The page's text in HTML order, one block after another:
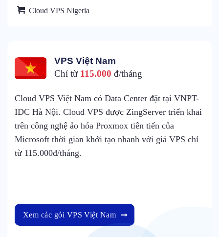
Cloud VPS Nigeria
VPS Việt Nam
Chỉ từ115.000đ/tháng
VPS Việt Nam có Data Center đặt tại VNPT-
Hà Nội. Cloud VPS được ZingServer triển khai
công nghệ ảo hóa Proxmox tiên tiến của
thời gian khởi tạo nhanh với giá VPS chỉ
115.000đ/tháng.
Xem các gói VPS Việt Nam